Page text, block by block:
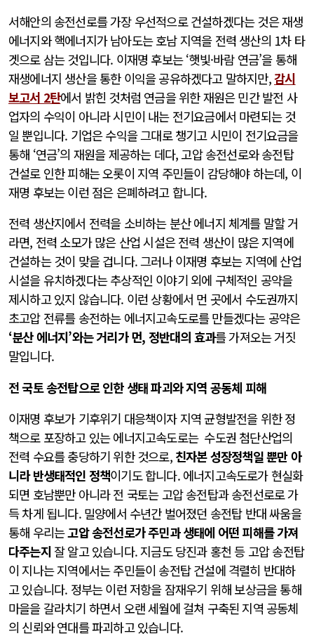
서해안의 송전선로를 가장 우선적으로 건설하겠다는 것은 재생
에너지와 핵에너지가 남아도는 호남 지역을 전력 생산의 1차 타
겟으로 삼는 것입니다. 이재명 후보는 ‘햇빛·바람 연금’을 통해
재생에너지 생산을 통한 이익을 공유하겠다고 말하지만,감시
보고서 2탄에서 밝힌 것처럼 연금을 위한 재원은 민간 발전 사
업자의 수익이 아니라 시민이 내는 전기요금에서 마련되는 것
일 뿐입니다. 기업은 수익을 그대로 챙기고 시민이 전기요금을
통해 ‘연금’의 재원을 제공하는 데다, 고압 송전선로와 송전탑
건설로 인한 피해는 오롯이 지역 주민들이 감당해야 하는데, 이
재명 후보는 이런 점은 은폐하려고 합니다.
전력 생산지에서 전력을 소비하는 분산 에너지 체계를 말할 거
라면, 전력 소모가 많은 산업 시설은 전력 생산이 많은 지역에
건설하는 것이 맞을 겁니다. 그러나 이재명 후보는 지역에 산업
시설을 유치하겠다는 추상적인 이야기 외에 구체적인 공약을
제시하고 있지 않습니다. 이런 상황에서 먼 곳에서 수도권까지
초고압 전류를 송전하는 에너지고속도로를 만들겠다는 공약은
‘분산 에너지’와는 거리가 먼, 정반대의 효과를 가져오는 거짓
말입니다.
전 국토 송전탑으로 인한 생태 파괴와 지역 공동체 피해
이재명 후보가 기후위기 대응책이자 지역 균형발전을 위한 정
책으로 포장하고 있는 에너지고속도로는 수도권 첨단산업의
전력 수요를 충당하기 위한 것으로, 친자본 성장정책일 뿐만 아
니라 반생태적인 정책이기도 합니다. 에너지고속도로가 현실화
되면 호남뿐만 아니라 전 국토는 고압 송전탑과 송전선로로 가
득 차게 됩니다. 밀양에서 수년간 벌어졌던 송전탑 반대 싸움을
통해 우리는고압 송전선로가 주민과 생태에 어떤 피해를 가져
다주는지 잘 알고 있습니다. 지금도 당진과 홍천 등 고압 송전탑
이 지나는 지역에서는 주민들이 송전탑 건설에 격렬히 반대하
고 있습니다. 정부는 이런 저항을 잠재우기 위해 보상금을 통해
마을을 갈라치기 하면서 오랜 세월에 걸쳐 구축된 지역 공동체
의 신뢰와 연대를 파괴하고 있습니다.